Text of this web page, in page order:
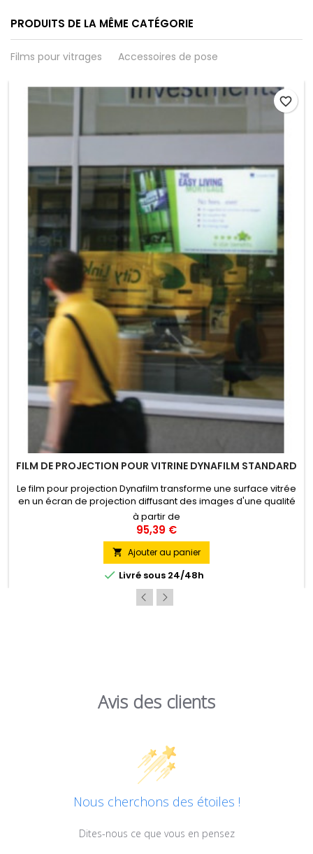
PRODUITS DE LA MÊME CATÉGORIE
Films pour vitrages Accessoires de pose
FILM DE PROJECTION POUR VITRINE DYNAFILM STANDARD
Le film pour projection Dynafilm transforme une surface vitrée
en un écran de projection diffusant des images d'une qualité
exceptionnelle pour une communication dynamique.
Un impact visuel inégalable pour capter l'attention de vos
clients de jour comme de nuit. Existe en trois version :
transparent, dépoli gris ou dépoli blanc. Pose Intérieure
à partir de
95,39 €
 Ajouter au panier
 Livré sous 24/48h
favorite_border
Avis des clients
Nous cherchons des étoiles !
Dites-nous ce que vous en pensez